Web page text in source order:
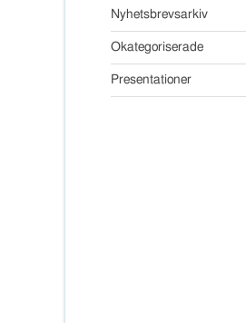
Nyhetsbrevsarkiv
Okategoriserade
Presentationer